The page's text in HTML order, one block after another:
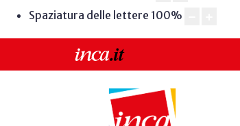
Spaziatura delle lettere 100%